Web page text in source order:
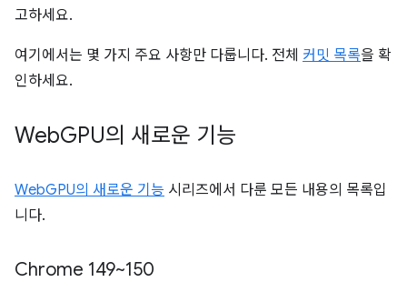
고하세요.
여기에서는 몇 가지 주요 사항만 다룹니다. 전체 커밋 목록을 확
인하세요.
WebGPU의 새로운 기능
WebGPU의 새로운 기능 시리즈에서 다룬 모든 내용의 목록입
니다.
Chrome 149~150